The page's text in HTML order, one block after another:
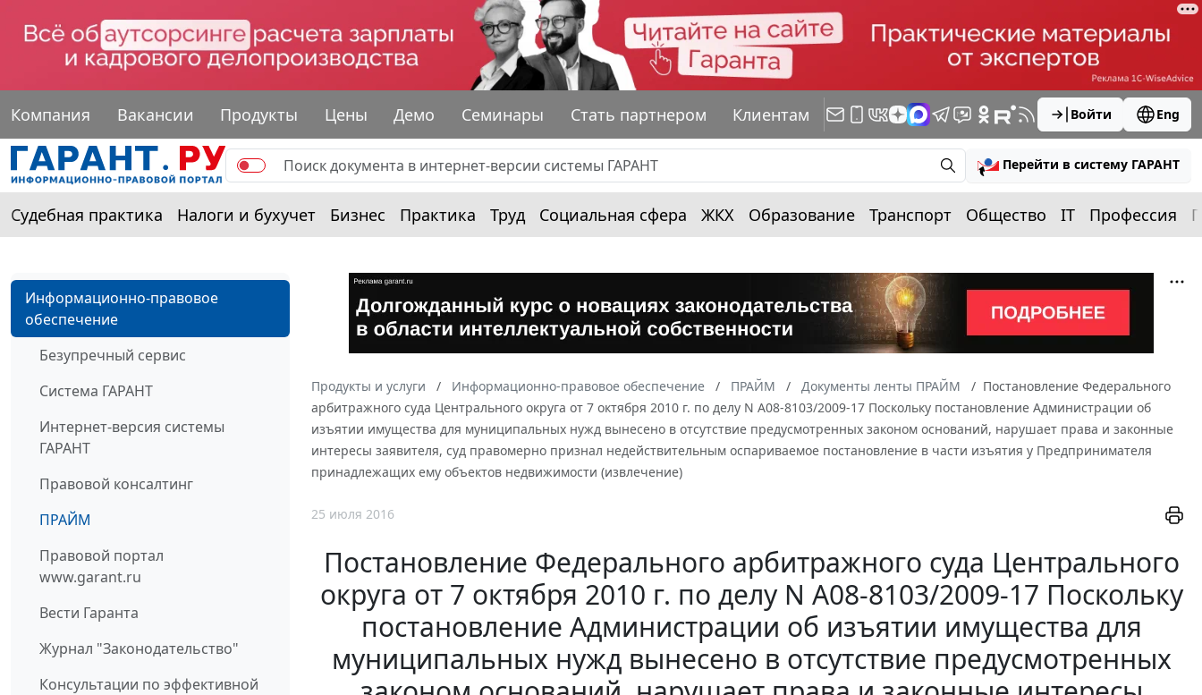
Компания Вакансии Продукты Цены Демо Семинары Стать партнером Клиентам Войти Eng
Перейти в систему ГАРАНТ
Судебная практика Налоги и бухучет Бизнес Практика Труд Социальная сфера ЖКХ Образование Транспорт Общество IT Профессия
Информационно-правовое
обеспечение
Безупречный сервис
Система ГАРАНТ
Интернет-версия системы
ГАРАНТ
Правовой консалтинг
ПРАЙМ
Правовой портал
www.garant.ru
Вести Гаранта
Журнал "Законодательство"
Консультации по эффективной
Продукты и услуги Информационно-правовое обеспечение ПРАЙМ Документы ленты ПРАЙМ
Постановление Федерального
арбитражного суда Центрального округа от 7 октября 2010 г. по делу N А08-8103/2009-17 Поскольку постановление Администрации об
изъятии имущества для муниципальных нужд вынесено в отсутствие предусмотренных законом оснований, нарушает права и законные
интересы заявителя, суд правомерно признал недействительным оспариваемое постановление в части изъятия у Предпринимателя
принадлежащих ему объектов недвижимости (извлечение)
25 июля 2016
Постановление Федерального арбитражного суда Центрального
округа от 7 октября 2010 г. по делу N А08-8103/2009-17 Поскольку
постановление Администрации об изъятии имущества для
муниципальных нужд вынесено в отсутствие предусмотренных